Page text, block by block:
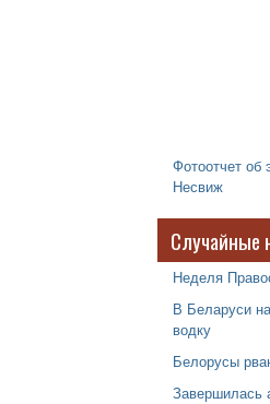
Фотоотчет об
Несвиж
Случайные
Неделя
В Беларуси
водку
Белорусы
Завершилась